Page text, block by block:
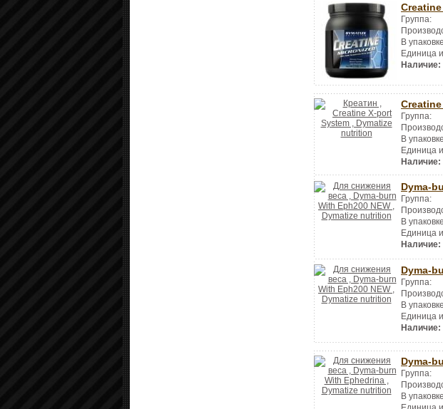
Группа:
В
Единица
Наличие:
Группа:
В
Единица
Наличие:
Dyma-
Группа:
В
Единица
Наличие:
Dyma-
Группа:
В
Единица
Наличие:
Dyma-
Группа:
В